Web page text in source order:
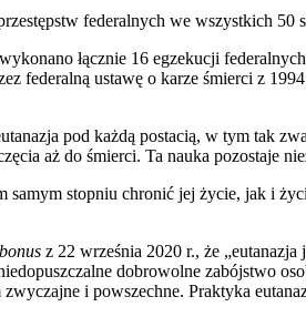
federalnych we wszystkich 50
łącznie 16 egzekucji
federalną ustawę o karze śmierci z
pod każdą postacią, w tym tak
aż do śmierci. Ta nauka pozostaje
stopniu chronić jej życie, jak i
z 22 września 2020 r., że
dobrowolne zabójstwo
i powszechne. Praktyka